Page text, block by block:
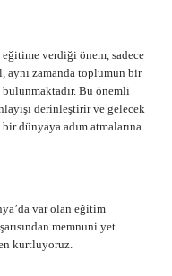
verdiği önem, sadece
aynı zamanda toplumun bir
Bu önemli
derinleştirir ve gelecek
dünyaya adım atmalarına
var olan eğitim
memnuni yet
kurtluyoruz.